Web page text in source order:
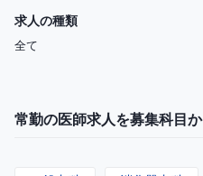
求人の種類
全て
常勤の医師求人を募集科目